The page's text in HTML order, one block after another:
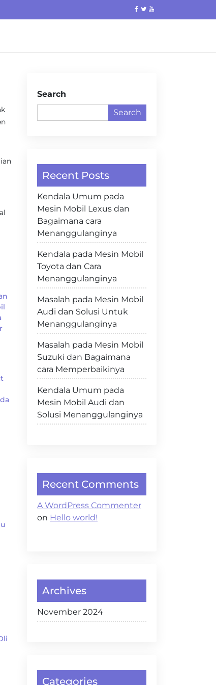
Search
Search
Recent Posts
Kendala Umum pada
Mesin Mobil Lexus dan
Bagaimana cara
Menanggulanginya
Kendala pada Mesin Mobil
Toyota dan Cara
Menanggulanginya
Masalah pada Mesin Mobil
Audi dan Solusi Untuk
Menanggulanginya
Masalah pada Mesin Mobil
Suzuki dan Bagaimana
cara Memperbaikinya
Kendala Umum pada
Mesin Mobil Audi dan
Solusi Menanggulanginya
Recent Comments
A WordPress Commenter
on Hello world!
Archives
November 2024
Categories